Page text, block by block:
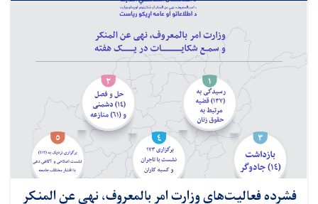
فشرده فعالیت‌های وزارت امر بالمعروف، نهی عن المنکر